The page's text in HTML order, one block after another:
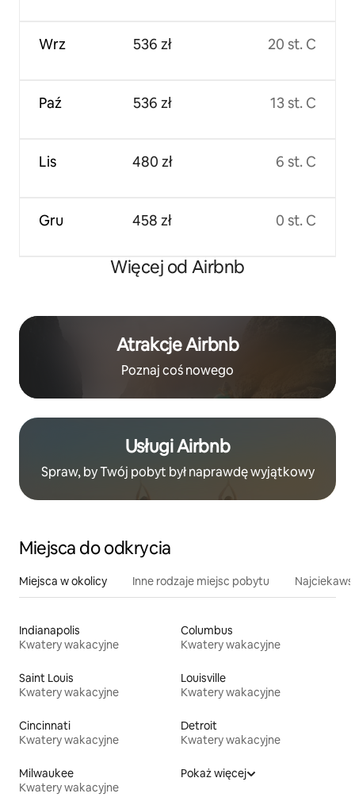
Wrz
Paź
Lis
Gru
536 zł
536 zł
480 zł
458 zł
20 st. C
13 st. C
6 st. C
0 st. C
Więcej od Airbnb
Atrakcje Airbnb
Poznaj coś nowego
Usługi Airbnb
Spraw, by Twój pobyt był naprawdę wyjątkowy
Miejsca do odkrycia
Miejsca w okolicy Inne rodzaje miejsc pobytu
Indianapolis
Kwatery wakacyjne
Columbus
Kwatery wakacyjne
Saint Louis
Kwatery wakacyjne
Louisville
Kwatery wakacyjne
Cincinnati
Kwatery wakacyjne
Detroit
Kwatery wakacyjne
Milwaukee
Kwatery wakacyjne
Pokaż więcej